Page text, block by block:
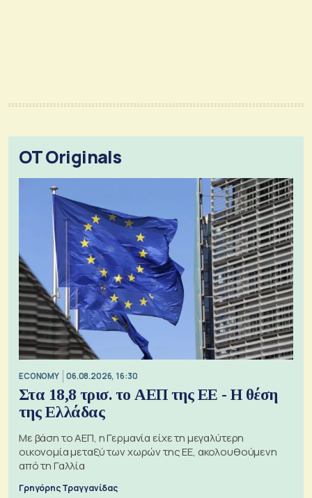
OT Originals
ECONOMY 06.08.2026, 16:30
Στα 18,8 τρισ. το ΑΕΠ της ΕΕ - Η θέση
της Ελλάδας
Με βάση το ΑΕΠ, η Γερμανία είχε τη μεγαλύτερη
οικονομία μεταξύ των χωρών της ΕΕ, ακολουθούμενη
από τη Γαλλία
Γρηγόρης Τραγγανίδας